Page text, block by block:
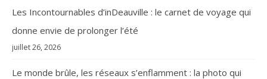
Les Incontournables d’inDeauville : le carnet de voyage qui
donne envie de prolonger l’été
juillet 26, 2026
Le monde brûle, les réseaux s’enflamment : la photo qui